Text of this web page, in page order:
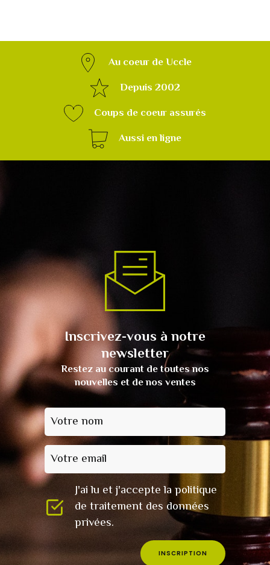
Au coeur de Uccle
Depuis 2002
Coups de coeur assurés
Aussi en ligne
Inscrivez-vous à notre
newsletter
Restez au courant de toutes nos
nouvelles et de nos ventes
Votre nom
Votre email
J'ai lu et j'accepte la politique
de traitement des données
privées.
INSCRIPTION